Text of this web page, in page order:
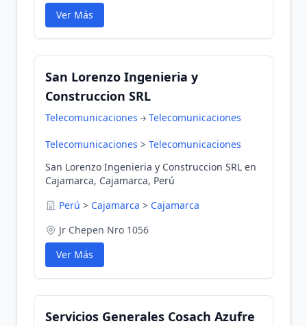
Ver Más
San Lorenzo Ingenieria y
Construccion SRL
Telecomunicaciones Telecomunicaciones
Telecomunicaciones > Telecomunicaciones
San Lorenzo Ingenieria y Construccion SRL en
Cajamarca, Cajamarca, Perú
Perú > Cajamarca > Cajamarca
Jr Chepen Nro 1056
Ver Más
Servicios Generales Cosach Azufre